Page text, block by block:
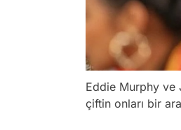
Eddie Murphy ve
çiftin onları bir